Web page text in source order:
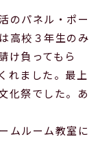
情報保護方針
華小学校
のパネル・ポー
高校３年生のみ
け負ってもら
れました。最上
化祭でした。あ
ムルーム教室に